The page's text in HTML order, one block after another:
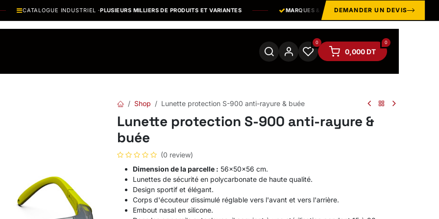
CATALOGUE INDUSTRIEL ·PLUSIEURS MILLIERS DE PRODUITS ET VARIANTES MARQUES & ÉQUIPEMENTSPROFESSIONNELS
DEMANDER UN DEVIS
0 0
0,000DT
Shop Lunette protection S-900 anti-rayure & buée
Lunette protection S-900 anti-rayure &
buée
(0 review)
Dimension de la parcelle : 56x50x56 cm.
Lunettes de sécurité en polycarbonate de haute qualité.
Design sportif et élégant.
Corps d'écouteur dissimulé réglable vers l'avant et vers l'arrière.
Embout nasal en silicone.